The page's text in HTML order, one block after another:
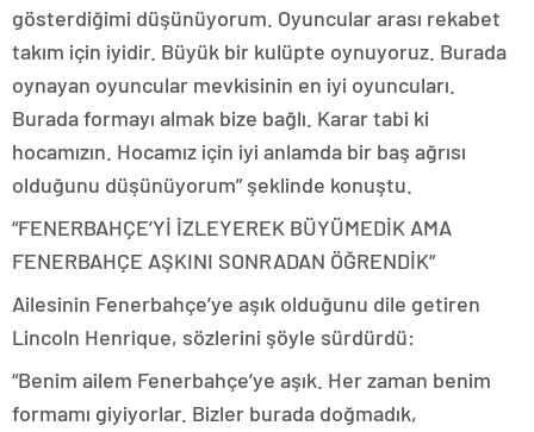
gösterdiğimi düşünüyorum. Oyuncular arası rekabet
takım için iyidir. Büyük bir kulüpte oynuyoruz. Burada
oynayan oyuncular mevkisinin en iyi oyuncuları.
Burada formayı almak bize bağlı. Karar tabi ki
hocamızın. Hocamız için iyi anlamda bir baş ağrısı
olduğunu düşünüyorum” şeklinde konuştu.
“FENERBAHÇE’Yİ İZLEYEREK BÜYÜMEDİK AMA
FENERBAHÇE AŞKINI SONRADAN ÖĞRENDİK”
Ailesinin Fenerbahçe’ye aşık olduğunu dile getiren
Lincoln Henrique, sözlerini şöyle sürdürdü:
“Benim ailem Fenerbahçe’ye aşık. Her zaman benim
formamı giyiyorlar. Bizler burada doğmadık,